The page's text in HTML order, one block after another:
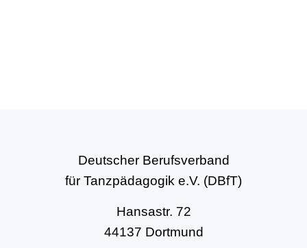
Deutscher Berufsverband
für Tanzpädagogik e.V. (DBfT)
Hansastr. 72
44137 Dortmund